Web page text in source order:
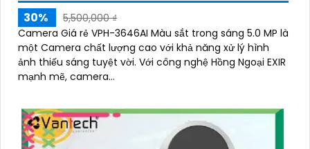
30%
5,500,000 ₫
Camera Giá rẻ VPH-3646AI Màu sắt trong sáng 5.0 MP là
một Camera chất lượng cao với khả năng xử lý hình
ảnh thiếu sáng tuyệt vời. Với công nghệ Hồng Ngoại EXIR
mạnh mẽ, camera...